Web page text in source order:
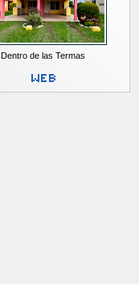
Dentro de las Termas